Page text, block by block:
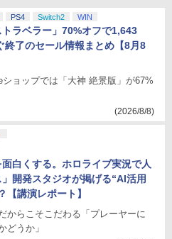
PS4 Switch2 WIN
トラベラー」70%オフで1,643
終了のセール情報まとめ【8月8
ショップでは「大神 絶景版」が67%
(2026/8/8)
白くする。ホロライブ実況で人
開発スタジオが掲げる“AI活用
【講演レポート】
からこそこだわる「プレーヤーに
どうか」